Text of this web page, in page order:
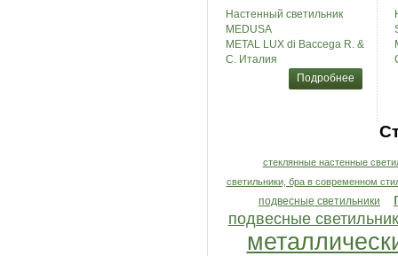
Настенный светильник
MEDUSA
METAL LUX di Baccega R. &
C. Италия
Подробнее
стеклянные настенные
светильники, бра в современном
подвесные светильники
подвесные